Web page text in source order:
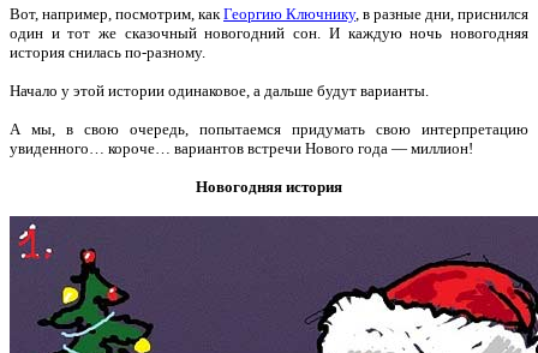
Вот, например, посмотрим, какГеоргию Ключнику, в разные дни, приснился
один и тот же сказочный новогодний сон. И каждую ночь новогодняя
история снилась по-разному.
Начало у этой истории одинаковое, а дальше будут варианты.
А мы, в свою очередь, попытаемся придумать свою интерпретацию
увиденного… короче… вариантов встречи Нового года — миллион!
Новогодняя история